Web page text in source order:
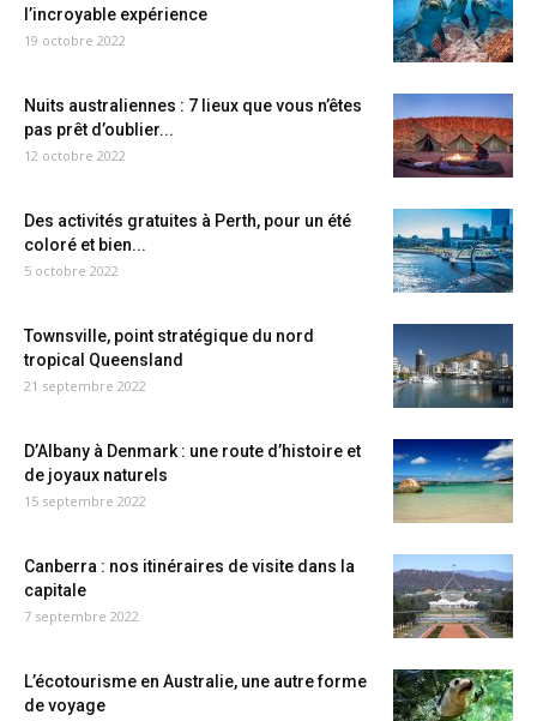
l’incroyable expérience
19 octobre 2022
Nuits australiennes : 7 lieux que vous n’êtes
pas prêt d’oublier...
12 octobre 2022
Des activités gratuites à Perth, pour un été
coloré et bien...
5 octobre 2022
Townsville, point stratégique du nord
tropical Queensland
21 septembre 2022
D’Albany à Denmark : une route d’histoire et
de joyaux naturels
15 septembre 2022
Canberra : nos itinéraires de visite dans la
capitale
7 septembre 2022
L’écotourisme en Australie, une autre forme
de voyage